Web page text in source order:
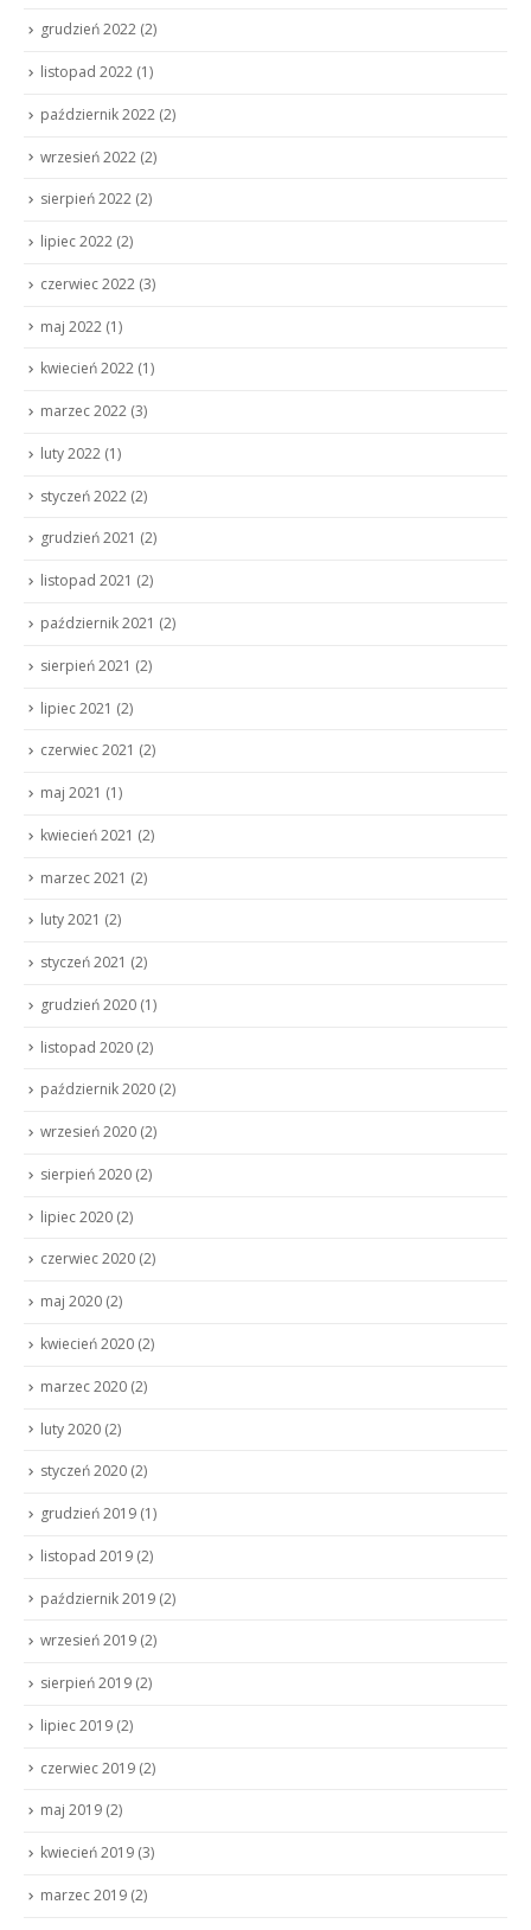
grudzień 2022 (2)
listopad 2022 (1)
październik 2022 (2)
wrzesień 2022 (2)
sierpień 2022 (2)
lipiec 2022 (2)
czerwiec 2022 (3)
maj 2022 (1)
kwiecień 2022 (1)
marzec 2022 (3)
luty 2022 (1)
styczeń 2022 (2)
grudzień 2021 (2)
listopad 2021 (2)
październik 2021 (2)
sierpień 2021 (2)
lipiec 2021 (2)
czerwiec 2021 (2)
maj 2021 (1)
kwiecień 2021 (2)
marzec 2021 (2)
luty 2021 (2)
styczeń 2021 (2)
grudzień 2020 (1)
listopad 2020 (2)
październik 2020 (2)
wrzesień 2020 (2)
sierpień 2020 (2)
lipiec 2020 (2)
czerwiec 2020 (2)
maj 2020 (2)
kwiecień 2020 (2)
marzec 2020 (2)
luty 2020 (2)
styczeń 2020 (2)
grudzień 2019 (1)
listopad 2019 (2)
październik 2019 (2)
wrzesień 2019 (2)
sierpień 2019 (2)
lipiec 2019 (2)
czerwiec 2019 (2)
maj 2019 (2)
kwiecień 2019 (3)
marzec 2019 (2)